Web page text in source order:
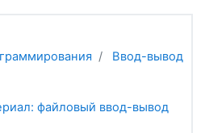
Ввод-вывод
файловый ввод-вывод